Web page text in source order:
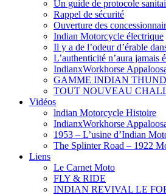
Un guide de protocole
Rappel de sécurité
Ouverture des
Indian Motorcycle électrique
Il y a de l’odeur d’érable
L’authenticité n’aura jamais
IndianxWorkhorse
GAMME INDIAN
TOUT NOUVEAU
Vidéos
lndian Motorcycle Histoire
IndianxWorkhorse
1953 – L’usine d’Indian
The Splinter Road – 1922
Liens
Le Carnet Moto
FLY & RIDE
INDIAN REVIVAL LE